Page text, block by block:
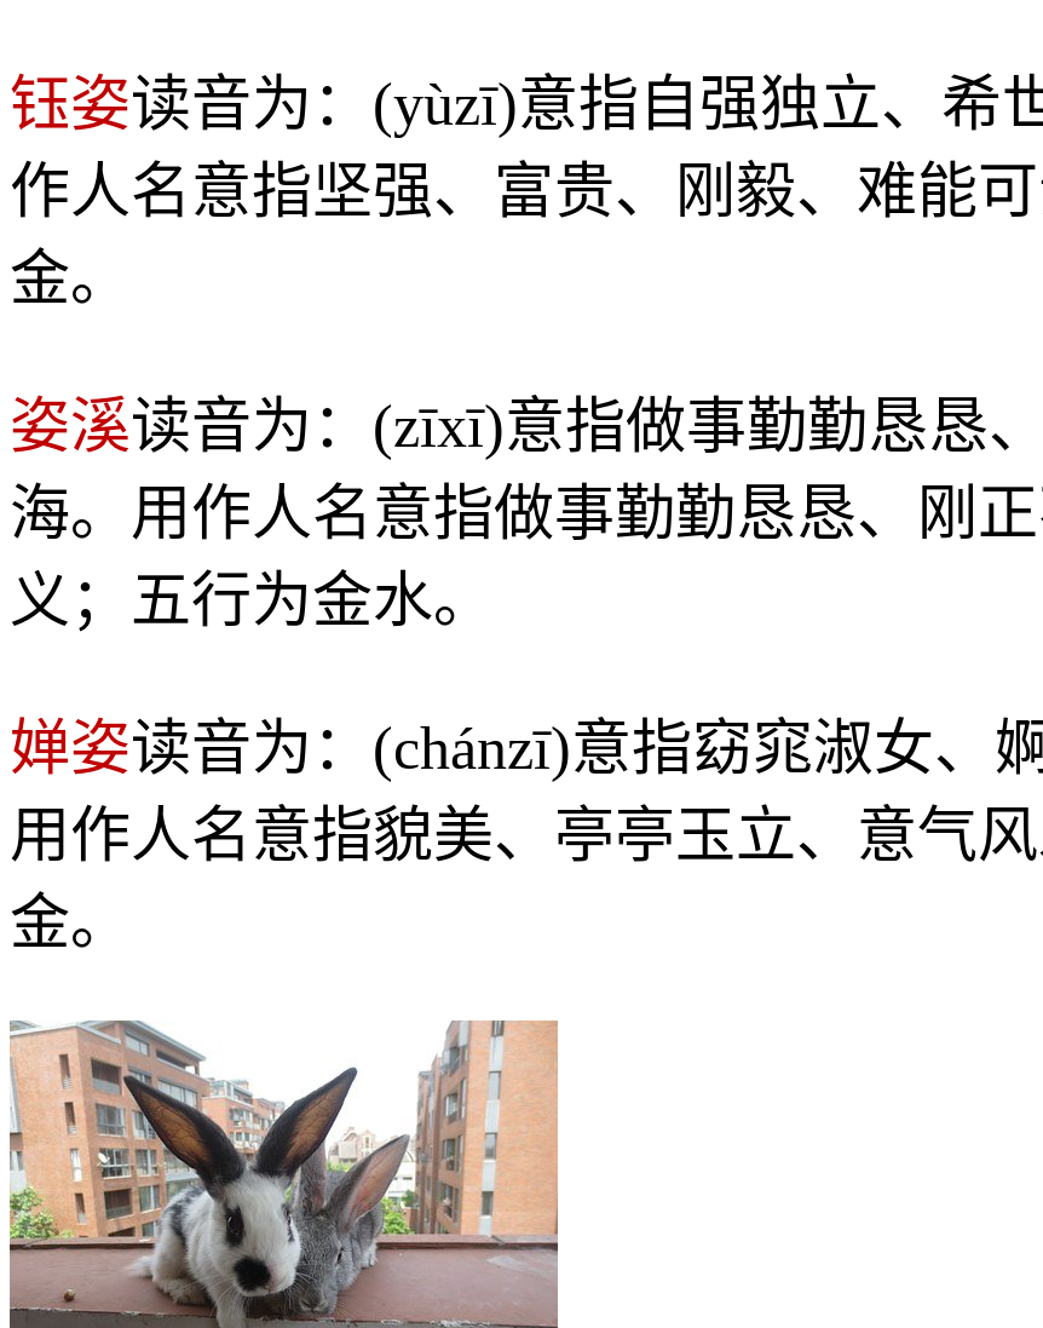
钰姿读音为：(yùzī)意指自强独立、希
作人名意指坚强、富贵、刚毅、难能
金。
姿溪读音为：(zīxī)意指做事勤勤恳恳
海。用作人名意指做事勤勤恳恳、刚
义；五行为金水。
婵姿读音为：(chánzī)意指窈窕淑女、
用作人名意指貌美、亭亭玉立、意气
金。